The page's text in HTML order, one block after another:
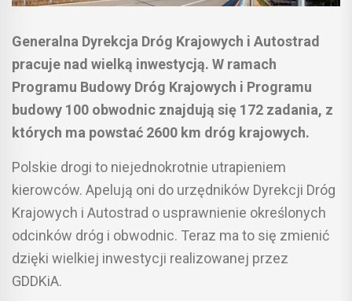
Generalna Dyrekcja Dróg Krajowych i Autostrad
pracuje nad wielką inwestycją. W ramach
Programu Budowy Dróg Krajowych i Programu
budowy 100 obwodnic znajdują się 172 zadania, z
których ma powstać 2600 km dróg krajowych.
Polskie drogi to niejednokrotnie utrapieniem
kierowców. Apelują oni do urzędników Dyrekcji Dróg
Krajowych i Autostrad o usprawnienie określonych
odcinków dróg i obwodnic. Teraz ma to się zmienić
dzięki wielkiej inwestycji realizowanej przez
GDDKiA.